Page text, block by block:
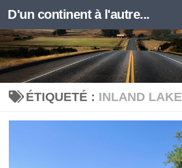
Skip to content
D'un continent à l'autre...
ÉTIQUETÉ : INLAND LAKE